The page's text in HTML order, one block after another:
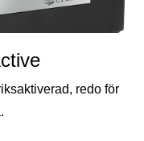
redo för